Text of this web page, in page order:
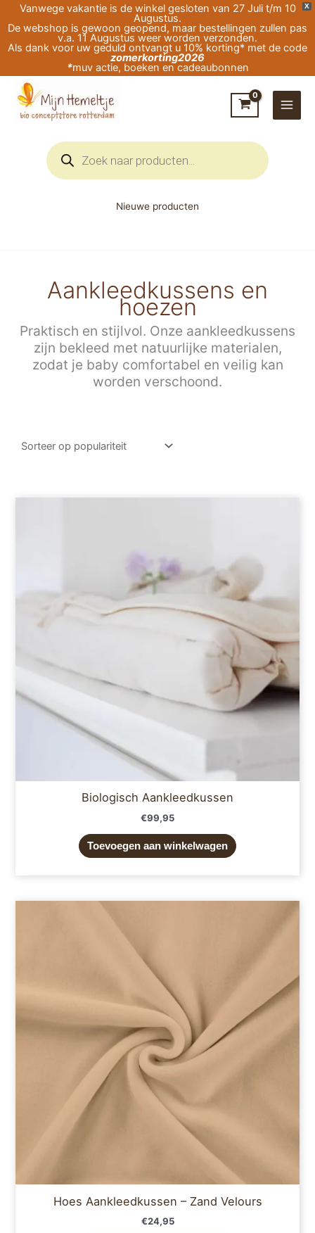
X
Vanwege vakantie is de winkel gesloten van 27 Juli t/m 10
Augustus.
De webshop is gewoon geopend, maar bestellingen zullen pas
v.a. 11 Augustus weer worden verzonden.
Als dank voor uw geduld ontvangt u 10% korting* met de code
zomerkorting2026
*muv actie, boeken en cadeaubonnen
naar
de
Producten
zoeken
Nieuwe producten
Aankleedkussens en
hoezen
Praktisch en stijlvol. Onze aankleedkussens
zijn bekleed met natuurlijke materialen,
zodat je baby comfortabel en veilig kan
worden verschoond.
Biologisch Aankleedkussen
€99,95
Toevoegen aan winkelwagen
Hoes Aankleedkussen – Zand Velours
€24,95